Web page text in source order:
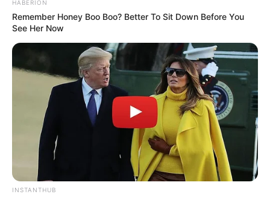
00:51 / 06 Avqust 2026 DÜNYA
İndoneziya sahillərində zəlzələ oldu
126 0
HABERION
Remember Honey Boo Boo? Better To Sit Down Before You
See Her Now
INSTANTHUB